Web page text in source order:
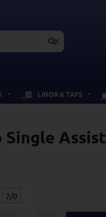
LINOR & TAFS
Single Assist
7/0